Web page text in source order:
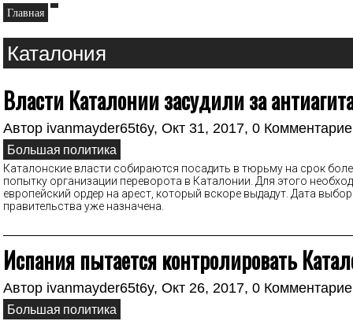
Главная
Каталония
Власти Каталонии засудили за
Автор ivanmayder65t6y, Окт 31, 2017, 0
Большая политика
Каталонские власти собираются посадить в тюрьму на срок
попытку организации переворота в Каталонии. Для этого
европейский ордер на арест, который вскоре выдадут. Дата
правительства уже назначена.
Испания пытается контролировать
Автор ivanmayder65t6y, Окт 26, 2017, 0
Большая политика